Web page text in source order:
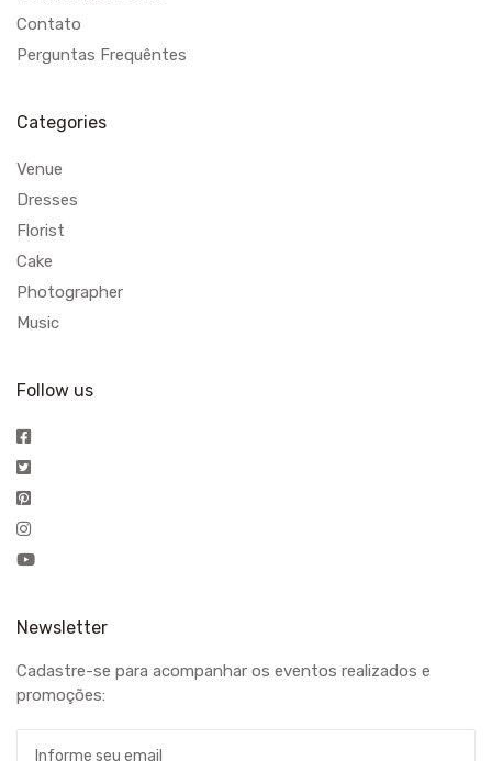
Contato
Perguntas Frequêntes
Categories
Venue
Dresses
Florist
Cake
Photographer
Music
Follow us
Newsletter
Cadastre-se para acompanhar os eventos realizados e
promoções: